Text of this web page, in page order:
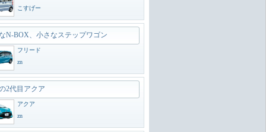
こすげー
N-BOX、小さなステップワゴン
フリード
zn
2代目アクア
アクア
zn